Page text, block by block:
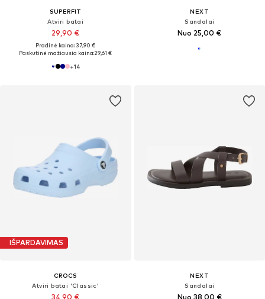
SUPERFIT
Atviri batai
29,90 €
Pradinė kaina: 37,90 €
Paskutinė mažiausia kaina:29,61 €
+14
NEXT
Sandalai
Nuo 25,00 €
IŠPARDAVIMAS
CROCS
Atviri batai 'Classic'
34,90 €
NEXT
Sandalai
Nuo 38,00 €